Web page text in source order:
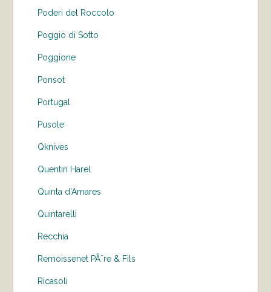
Poderi del Roccolo
Poggio di Sotto
Poggione
Ponsot
Portugal
Pusole
Qknives
Quentin Harel
Quinta d'Amares
Quintarelli
Recchia
Remoissenet PÃ¨re & Fils
Ricasoli